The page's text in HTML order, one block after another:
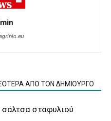
ΑΠΟ ΤΟΝ ΔΗΜΙΟΥΡΓΟ
σάλτσα σταφυλιού